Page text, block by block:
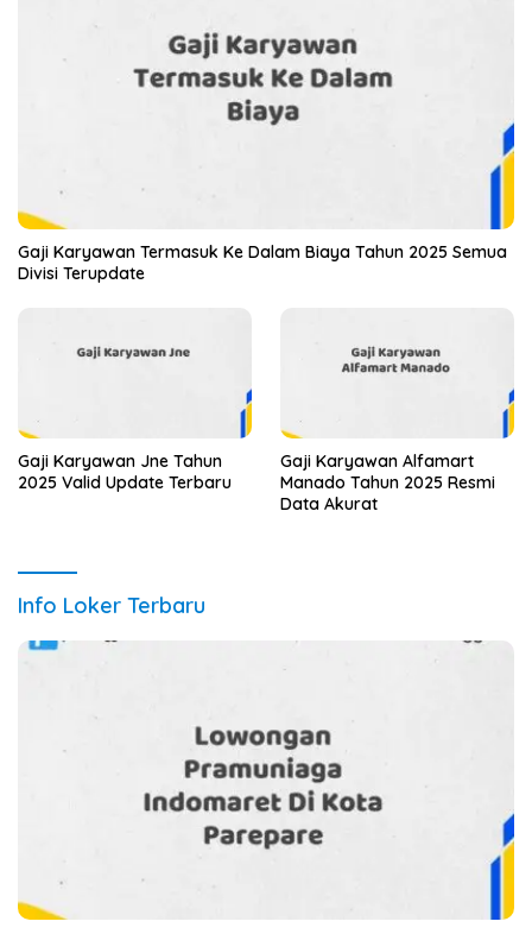
Gaji Karyawan Termasuk Ke Dalam Biaya Tahun 2025 Semua
Divisi Terupdate
Gaji Karyawan Jne Tahun
2025 Valid Update Terbaru
Gaji Karyawan Alfamart
Manado Tahun 2025 Resmi
Data Akurat
Info Loker Terbaru